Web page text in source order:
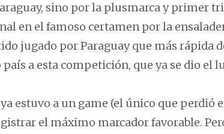
sino por la plusmarca y primer
en el famoso certamen por la
jugado por Paraguay que más rápida
a esta competición, que ya se dio el
estuvo a un game (el único que perdió
el máximo marcador favorable.